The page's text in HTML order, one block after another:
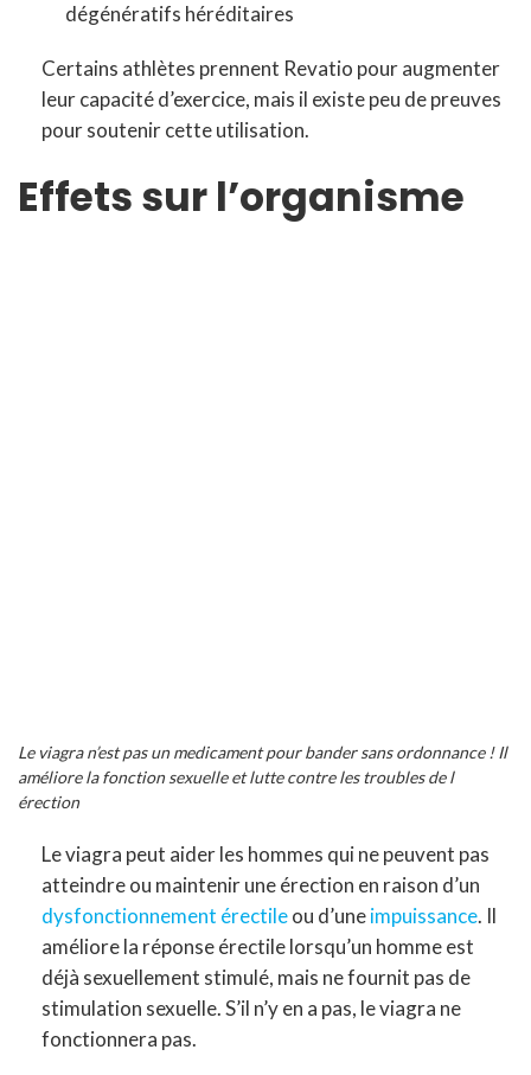
dégénératifs héréditaires
Certains athlètes prennent Revatio pour augmenter
leur capacité d’exercice, mais il existe peu de preuves
pour soutenir cette utilisation.
Effets sur l’organisme
Le viagra n’est pas un medicament pour bander sans ordonnance ! Il
améliore la fonction sexuelle et lutte contre les troubles de l
érection
Le viagra peut aider les hommes qui ne peuvent pas
atteindre ou maintenir une érection en raison d’un
dysfonctionnement érectileou d’uneimpuissance. Il
améliore la réponse érectile lorsqu’un homme est
déjà sexuellement stimulé, mais ne fournit pas de
stimulation sexuelle. S’il n’y en a pas, le viagra ne
fonctionnera pas.